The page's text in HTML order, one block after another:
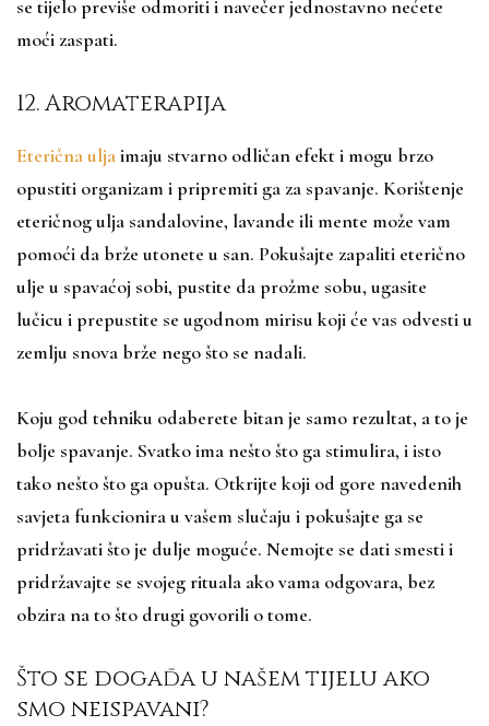
se tijelo previše odmoriti i navečer jednostavno nećete
moći zaspati.
12. Aromaterapija
Eterična uljaimaju stvarno odličan efekt i mogu brzo
opustiti organizam i pripremiti ga za spavanje. Korištenje
eteričnog ulja sandalovine, lavande ili mente može vam
pomoći da brže utonete u san. Pokušajte zapaliti eterično
ulje u spavaćoj sobi, pustite da prožme sobu, ugasite
lučicu i prepustite se ugodnom mirisu koji će vas odvesti u
zemlju snova brže nego što se nadali.
Koju god tehniku odaberete bitan je samo rezultat, a to je
bolje spavanje. Svatko ima nešto što ga stimulira, i isto
tako nešto što ga opušta. Otkrijte koji od gore navedenih
savjeta funkcionira u vašem slučaju i pokušajte ga se
pridržavati što je dulje moguće. Nemojte se dati smesti i
pridržavajte se svojeg rituala ako vama odgovara, bez
obzira na to što drugi govorili o tome.
Što se događa u našem tijelu ako
smo neispavani?